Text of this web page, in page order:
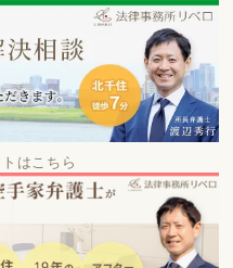
はこちら